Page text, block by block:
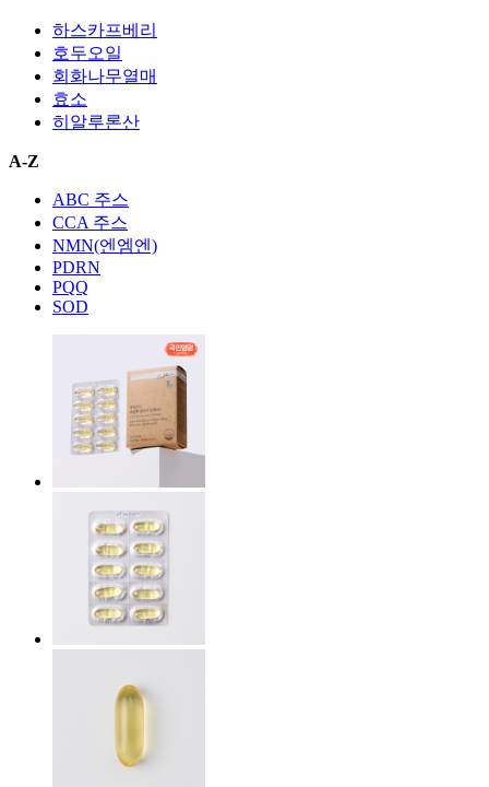
하스카프베리
호두오일
회화나무열매
효소
히알루론산
A-Z
ABC 주스
CCA 주스
NMN(엔엠엔)
PDRN
PQQ
SOD